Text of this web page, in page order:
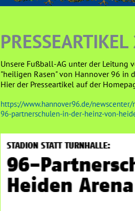
Unsere Fußball-AG unter der Leitung
"heiligen Rasen" von Hannover 96 in
Hier der Presseartikel auf der
https://www.hannover96.de/
96-partnerschulen-in-der-heinz-von-